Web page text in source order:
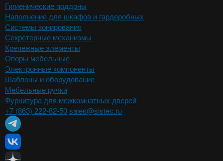
Гигиенические поддоны
Наполнение для шкафов и гардеробных
Системы зонирования
Секретерные механизмы
Крепежные элементы
Опоры мебельные
Электронные компоненты
Шаблоны и оборудование
Мебельные ручки
Фурнитура для межкомнатных дверей
+7 (863) 222-82-50sales@sistec.ru